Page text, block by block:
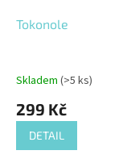
Tokonole
Skladem (>5 ks)
299 Kč
DETAIL